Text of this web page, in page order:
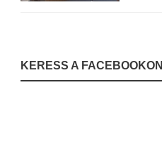
KERESS A FACEBOOKON